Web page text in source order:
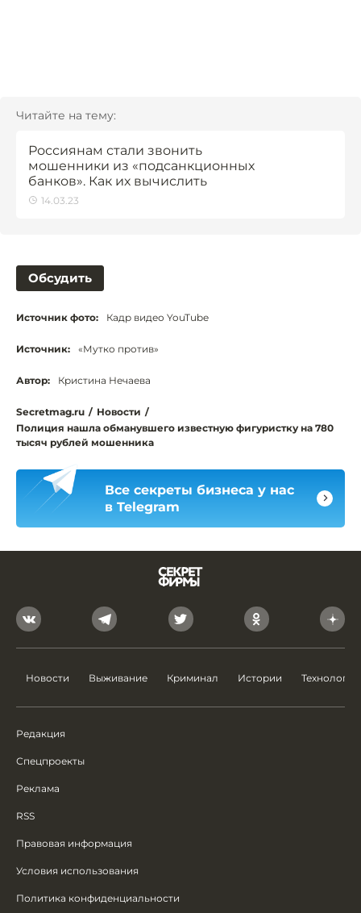
Читайте на тему:
Россиянам стали звонить
мошенники из «подсанкционных
банков». Как их вычислить
14.03.23
Обсудить
Источник фото: Кадр видео YouTube
Источник: «Мутко против»
Автор: Кристина Нечаева
Secretmag.ru / Новости /
Полиция нашла обманувшего известную фигуристку на 780
тысяч рублей мошенника
Все секреты бизнеса у нас
в Telegram
Новости Выживание Криминал Истории Технологии
Редакция
Спецпроекты
Реклама
RSS
Правовая информация
Условия использования
Политика конфиденциальности